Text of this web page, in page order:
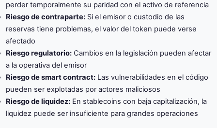
perder temporalmente su paridad con el activo de referencia
Riesgo de contraparte: Si el emisor o custodio de las
reservas tiene problemas, el valor del token puede verse
afectado
Riesgo regulatorio: Cambios en la legislación pueden afectar
a la operativa del emisor
Riesgo de smart contract: Las vulnerabilidades en el código
pueden ser explotadas por actores maliciosos
Riesgo de liquidez: En stablecoins con baja capitalización, la
liquidez puede ser insuficiente para grandes operaciones